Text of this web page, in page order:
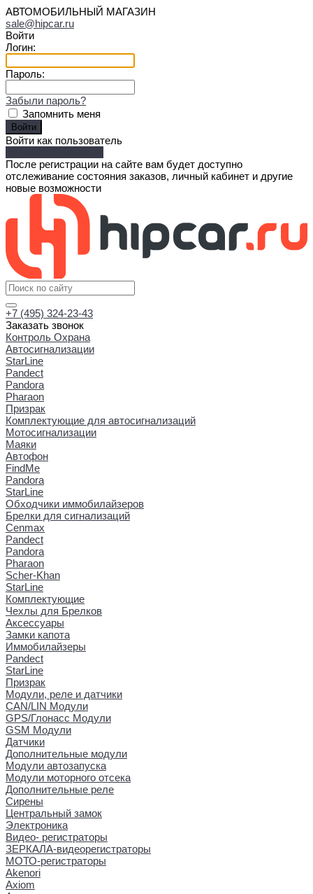
АВТОМОБИЛЬНЫЙ МАГАЗИН
sale@hipcar.ru
Войти
Логин:
Пароль:
Забыли пароль?
Запомнить меня
Войти как пользователь
После регистрации на сайте вам будет доступно
отслеживание состояния заказов, личный кабинет и другие
новые возможности
+7 (495) 324-23-43
Заказать звонок
Контроль Охрана
Автосигнализации
StarLine
Pandect
Pandora
Pharaon
Призрак
Комплектующие для автосигнализаций
Мотосигнализации
Маяки
Автофон
FindMe
Pandora
StarLine
Обходчики иммобилайзеров
Брелки для сигнализаций
Cenmax
Pandect
Pandora
Pharaon
Scher-Khan
StarLine
Комплектующие
Чехлы для Брелков
Аксессуары
Замки капота
Иммобилайзеры
Pandect
StarLine
Призрак
Модули, реле и датчики
CAN/LIN Модули
GPS/Глонасс Модули
GSM Модули
Датчики
Дополнительные модули
Модули автозапуска
Модули моторного отсека
Дополнительные реле
Сирены
Центральный замок
Электроника
Видео- регистраторы
ЗЕРКАЛА-видеорегистраторы
МОТО-регистраторы
Akenori
Axiom